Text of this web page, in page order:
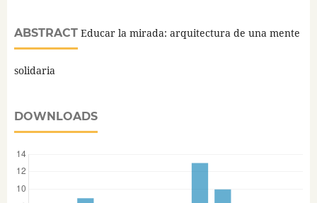
ABSTRACTEducar la mirada: arquitectura de una mente
solidaria
DOWNLOADS